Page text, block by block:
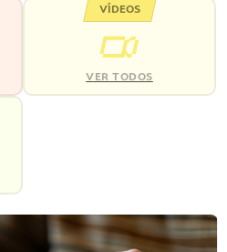
VÍDEOS
VER TODOS